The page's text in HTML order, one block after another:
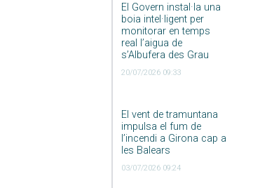
El Govern instal·la una
boia intel·ligent per
monitorar en temps
real l’aigua de
s’Albufera des Grau
20/07/2026 09:33
El vent de tramuntana
impulsa el fum de
l’incendi a Girona cap a
les Balears
03/07/2026 09:24